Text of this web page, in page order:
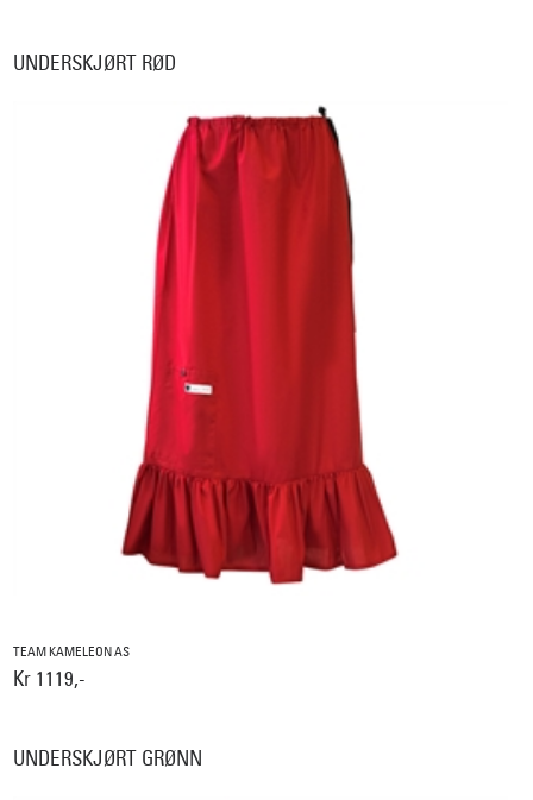
UNDERSKJØRT RØD
TEAM KAMELEON AS
Kr 1119,-
UNDERSKJØRT GRØNN